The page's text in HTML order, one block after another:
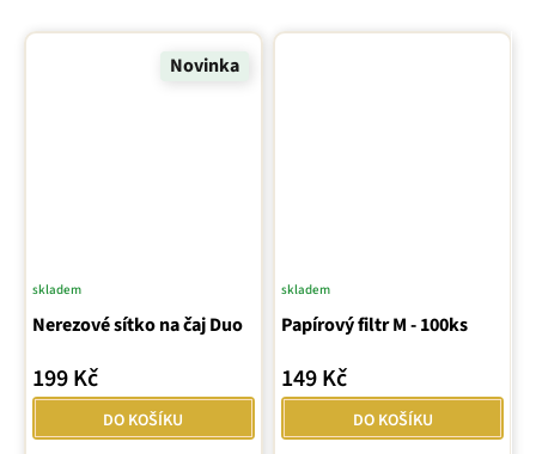
Novinka
Nerezové sítko na čaj Duo
skladem
199 Kč
DO KOŠÍKU
Papírový filtr M - 100ks
Průměrné
hodnocení
je
z
skladem
149 Kč
DO KOŠÍKU